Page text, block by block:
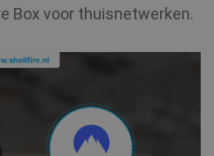
Box voor thuisnetwerken.